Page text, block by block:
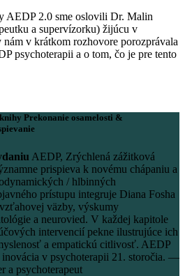
AEDP 2.0 sme oslovili Dr. Malin
a supervízorku) žijúcu v
v krátkom rozhovore porozprávala
psychoterapii a o tom, čo je pre tento
Prekonanie osamelosti &
AEDP, Zrýchlená zážitková
prispieva k novému chápaniu a
/ hlbinných
prístupu integruje Diana Fosha
väzby, výskumy
a neurovied. V každej kapitole
intervencií pekne ilustrujúce ich
a empatickú citlivosť. AEDP
v psychoterapii 21. storočia. —
a psychoterapeut